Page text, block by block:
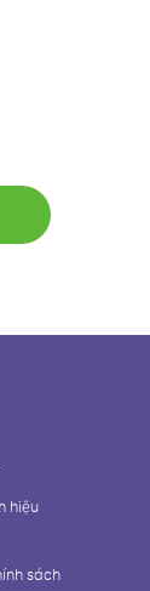
hiệu
sách